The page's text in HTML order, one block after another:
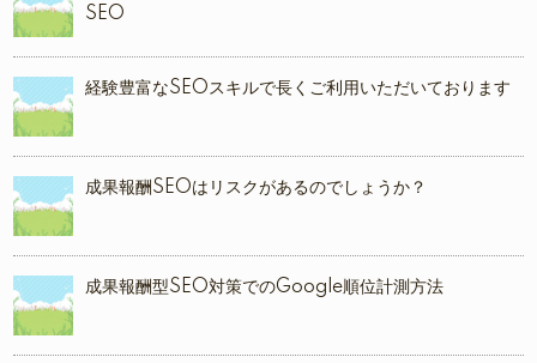
SEO
経験豊富なSEOスキルで長くご利用いただいております
成果報酬SEOはリスクがあるのでしょうか？
成果報酬型SEO対策でのGoogle順位計測方法